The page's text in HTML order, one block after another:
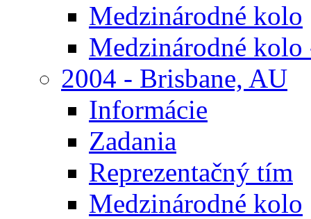
Medzinárodné kolo
Medzinárodné kolo
2004 - Brisbane, AU
Informácie
Zadania
Reprezentačný tím
Medzinárodné kolo